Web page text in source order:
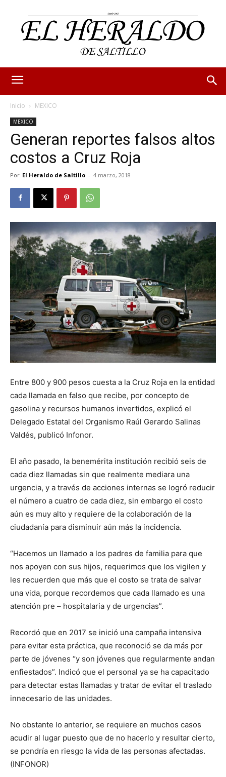
Inicio MEXICO
MEXICO
Generan reportes falsos altos
costos a Cruz Roja
Por El Heraldo de Saltillo - 4 marzo, 2018
Entre 800 y 900 pesos cuesta a la Cruz Roja en la entidad
cada llamada en falso que recibe, por concepto de
gasolina y recursos humanos invertidos, explicó el
Delegado Estatal del Organismo Raúl Gerardo Salinas
Valdés, publicó Infonor.
El año pasado, la benemérita institución recibió seis de
cada diez llamadas sin que realmente mediara una
urgencia, y a través de acciones internas se logró reducir
el número a cuatro de cada diez, sin embargo el costo
aún es muy alto y requiere de la colaboración de la
ciudadanía para disminuir aún más la incidencia.
“Hacemos un llamado a los padres de familia para que
nos apoyen con sus hijos, requerimos que los vigilen y
les recuerden que más que el costo se trata de salvar
una vida, porque recordemos que cada llamado es una
atención pre – hospitalaria y de urgencias”.
Recordó que en 2017 se inició una campaña intensiva
para evitar esta práctica, que reconoció se da más por
parte de jóvenes “y son jóvenes que regularmente andan
enfiestados”. Indicó que el personal ya se ha capacitado
para detectar estas llamadas y tratar de evitar el traslado
innecesario de las unidades.
No obstante lo anterior, se requiere en muchos casos
acudir al lugar puesto que de no hacerlo y resultar cierto,
se pondría en riesgo la vida de las personas afectadas.
(INFONOR)